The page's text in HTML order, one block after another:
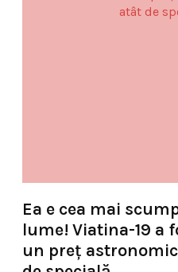
Ea e cea mai
lume! Viatina-19 a
un preț